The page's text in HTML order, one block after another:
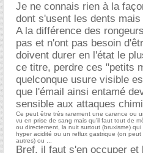
Je ne connais rien à la
dont s'usent les dents
A la différence des
pas et n'ont pas besoin
doivent durer en l'état le
ce titre, perdre ces "petits
quelconque usure visible
que l'émail ainsi entamé
sensible aux attaques
Ce peut être très rarement une carence ou
vu en prise de sang mais qu'il faut tout de
ou directement, la nuit surtout (bruxisme)
hyper acidité ou un reflux gastrique (on
autres) ou ...
Bref, il faut s'en occuper et